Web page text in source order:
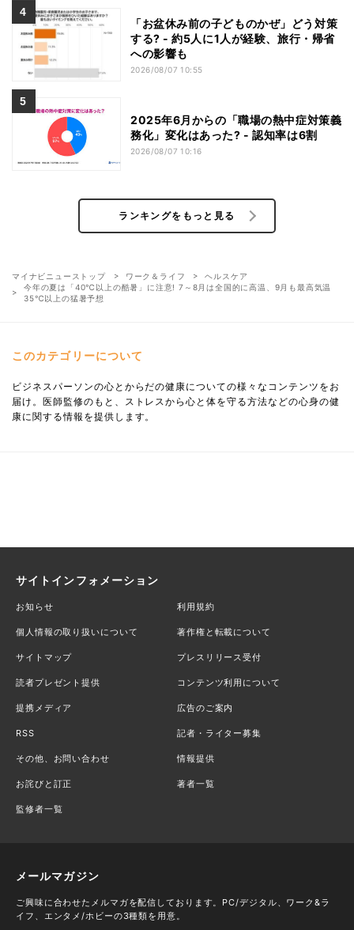
「お盆休み前の子どものかぜ」どう対策
する? - 約5人に1人が経験、旅行・帰省
への影響も
2026/08/07 10:55
2025年6月からの「職場の熱中症対策義
務化」変化はあった? - 認知率は6割
2026/08/07 10:16
ランキングをもっと見る
マイナビニューストップ ワーク＆ライフ
ヘルスケア
今年の夏は「40℃以上の酷暑」に注意! 7～8月は全国的に高温、9月も最高気温
35℃以上の猛暑予想
このカテゴリーについて
ビジネスパーソンの心とからだの健康についての様々なコンテンツをお
届け。医師監修のもと、ストレスから心と体を守る方法などの心身の健
康に関する情報を提供します。
サイトインフォメーション
お知らせ 利用規約
個人情報の取り扱いについて 著作権と転載について
サイトマップ プレスリリース受付
読者プレゼント提供 コンテンツ利用について
提携メディア 広告のご案内
RSS 記者・ライター募集
その他、お問い合わせ 情報提供
お詫びと訂正 著者一覧
監修者一覧
メールマガジン
ご興味に合わせたメルマガを配信しております。PC/デジタル、ワーク&ラ
イフ、エンタメ/ホビーの3種類を用意。